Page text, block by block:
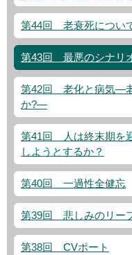
第44回 老衰死につい
第43回 最悪のシナリ
第42回 老化と病気―
か?―
第41回 人は終末期を
しようとするか？
第40回 一過性全健忘
第39回 悲しみのリー
第38回 CVポート